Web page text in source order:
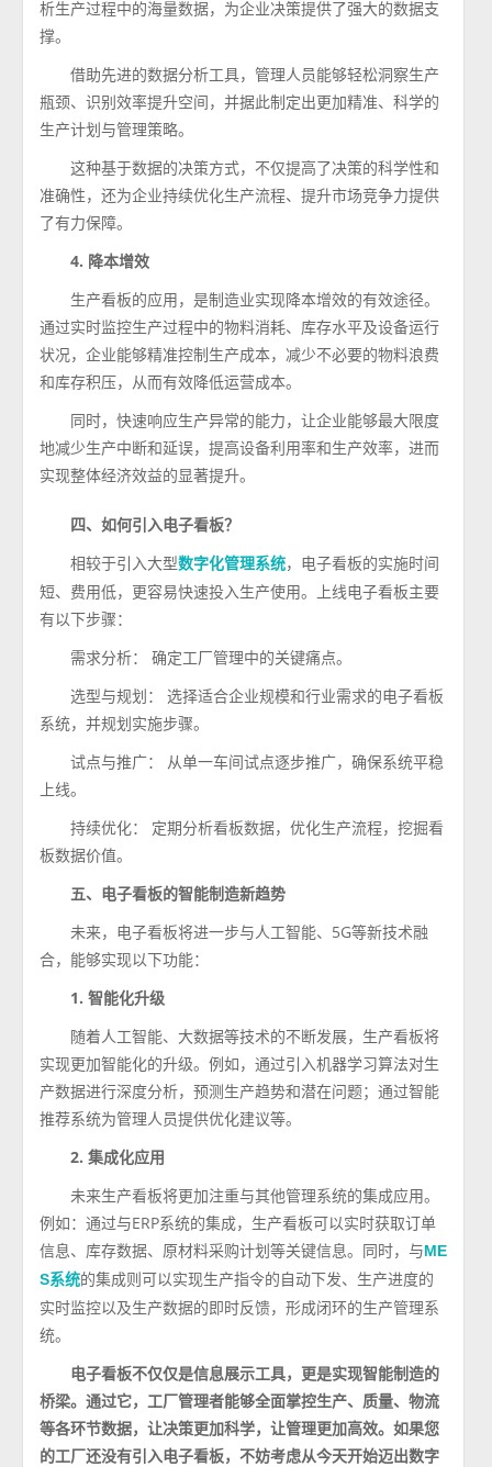
析生产过程中的海量数据，为企业决策提供了强大的数据支
撑。
借助先进的数据分析工具，管理人员能够轻松洞察生产
瓶颈、识别效率提升空间，并据此制定出更加精准、科学的
生产计划与管理策略。
这种基于数据的决策方式，不仅提高了决策的科学性和
准确性，还为企业持续优化生产流程、提升市场竞争力提供
了有力保障。
4. 降本增效
生产看板的应用，是制造业实现降本增效的有效途径。
通过实时监控生产过程中的物料消耗、库存水平及设备运行
状况，企业能够精准控制生产成本，减少不必要的物料浪费
和库存积压，从而有效降低运营成本。
同时，快速响应生产异常的能力，让企业能够最大限度
地减少生产中断和延误，提高设备利用率和生产效率，进而
实现整体经济效益的显著提升。
四、如何引入电子看板？
相较于引入大型数字化管理系统，电子看板的实施时间
短、费用低，更容易快速投入生产使用。上线电子看板主要
有以下步骤：
需求分析： 确定工厂管理中的关键痛点。
选型与规划： 选择适合企业规模和行业需求的电子看板
系统，并规划实施步骤。
试点与推广： 从单一车间试点逐步推广，确保系统平稳
上线。
持续优化： 定期分析看板数据，优化生产流程，挖掘看
板数据价值。
五、电子看板的智能制造新趋势
未来，电子看板将进一步与人工智能、5G等新技术融
合，能够实现以下功能：
1. 智能化升级
随着人工智能、大数据等技术的不断发展，生产看板将
实现更加智能化的升级。例如，通过引入机器学习算法对生
产数据进行深度分析，预测生产趋势和潜在问题；通过智能
推荐系统为管理人员提供优化建议等。
2. 集成化应用
未来生产看板将更加注重与其他管理系统的集成应用。
例如：通过与ERP系统的集成，生产看板可以实时获取订单
信息、库存数据、原材料采购计划等关键信息。同时，与ME
S系统的集成则可以实现生产指令的自动下发、生产进度的
实时监控以及生产数据的即时反馈，形成闭环的生产管理系
统。
电子看板不仅仅是信息展示工具，更是实现智能制造的
桥梁。通过它，工厂管理者能够全面掌控生产、质量、物流
等各环节数据，让决策更加科学，让管理更加高效。如果您
的工厂还没有引入电子看板，不妨考虑从今天开始迈出数字